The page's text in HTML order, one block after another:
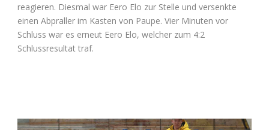
reagieren. Diesmal war Eero Elo zur Stelle und versenkte
einen Abpraller im Kasten von Paupe. Vier Minuten vor
Schluss war es erneut Eero Elo, welcher zum 4:2
Schlussresultat traf.